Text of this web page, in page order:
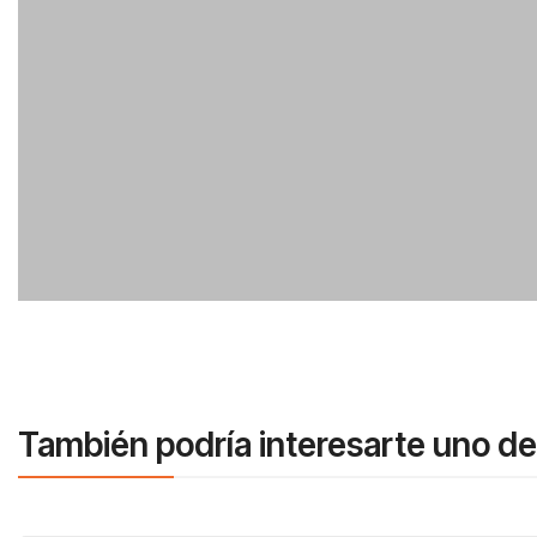
También podría interesarte uno